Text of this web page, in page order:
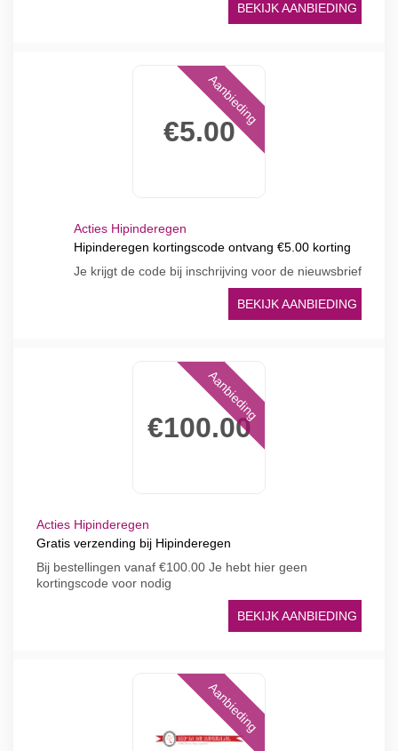
BEKIJK AANBIEDING
€5.00
Aanbieding
Acties Hipinderegen
Hipinderegen kortingscode ontvang €5.00 korting
Je krijgt de code bij inschrijving voor de nieuwsbrief
BEKIJK AANBIEDING
€100.00
Aanbieding
Acties Hipinderegen
Gratis verzending bij Hipinderegen
Bij bestellingen vanaf €100.00 Je hebt hier geen
kortingscode voor nodig
BEKIJK AANBIEDING
Aanbieding